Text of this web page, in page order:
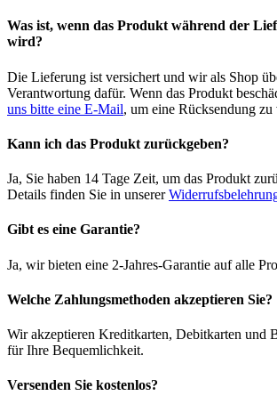
Was ist, wenn das Produkt während der
wird?
Die Lieferung ist versichert und wir als Shop
Verantwortung dafür. Wenn das Produkt
uns bitte eine E-Mail, um eine Rücksendung zu
Kann ich das Produkt zurückgeben?
Ja, Sie haben 14 Tage Zeit, um das Produkt
Details finden Sie in unserer
Gibt es eine Garantie?
Ja, wir bieten eine 2-Jahres-Garantie auf alle
Welche Zahlungsmethoden akzeptieren Sie?
Wir akzeptieren Kreditkarten, Debitkarten und
für Ihre Bequemlichkeit.
Versenden Sie kostenlos?